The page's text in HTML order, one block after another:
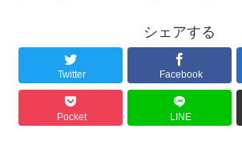
シェアする
Twitter Facebook
Pocket LINE